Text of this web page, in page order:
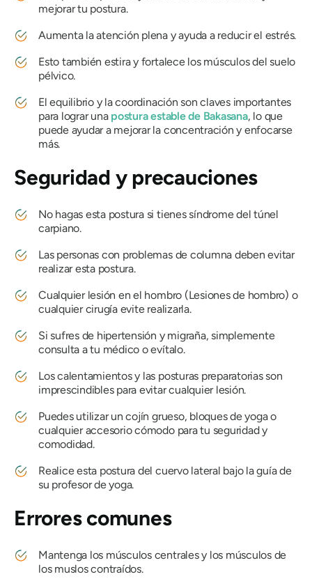
mejorar tu postura.
Aumenta la atención plena y ayuda a reducir el estrés.
Esto también estira y fortalece los músculos del suelo
pélvico.
El equilibrio y la coordinación son claves importantes
para lograr una postura estable de Bakasana, lo que
puede ayudar a mejorar la concentración y enfocarse
más.
Seguridad y precauciones
No hagas esta postura si tienes síndrome del túnel
carpiano.
Las personas con problemas de columna deben evitar
realizar esta postura.
Cualquier lesión en el hombro (Lesiones de hombro) o
cualquier cirugía evite realizarla.
Si sufres de hipertensión y migraña, simplemente
consulta a tu médico o evítalo.
Los calentamientos y las posturas preparatorias son
imprescindibles para evitar cualquier lesión.
Puedes utilizar un cojín grueso, bloques de yoga o
cualquier accesorio cómodo para tu seguridad y
comodidad.
Realice esta postura del cuervo lateral bajo la guía de
su profesor de yoga.
Errores comunes
Mantenga los músculos centrales y los músculos de
los muslos contraídos.